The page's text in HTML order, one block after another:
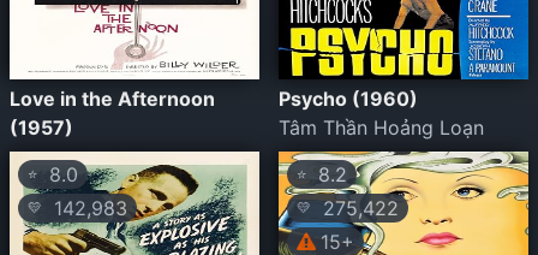
Love in the Afternoon
(1957)
Psycho (1960)
Tâm Thần Hoảng Loạn
⭐ 8.0
💛 142,983
⭐ 8.2
💛
275,422
15+